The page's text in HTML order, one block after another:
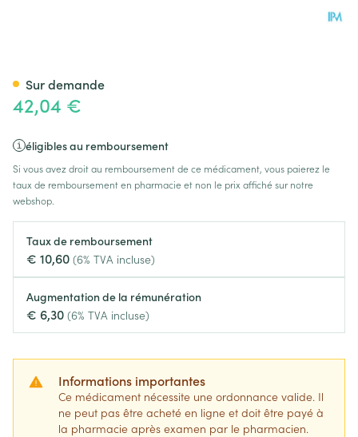
42,04 €
éligibles au remboursement
Si vous avez droit au remboursement de ce médicament, vous paierez le
taux de remboursement en pharmacie et non le prix affiché sur notre
webshop.
Taux de remboursement
€ 10,60 (6% TVA incluse)
Augmentation de la rémunération
€ 6,30 (6% TVA incluse)
Informations importantes
Ce médicament nécessite une ordonnance valide. Il
ne peut pas être acheté en ligne et doit être payé à
la pharmacie après examen par le pharmacien.
Sur demande